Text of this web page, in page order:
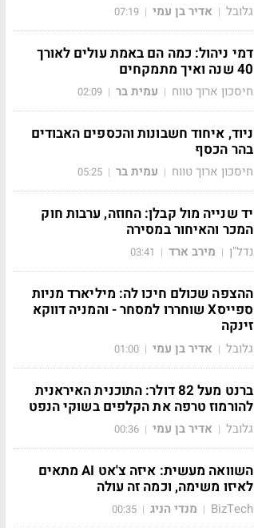
גלובל | אדיר בן עמי |
07:19
דמי ניהול: כמה הם באמת עולים לאורך
40 שנה ואיך מתמקחים
חיסכון ארוך טווח | עמית בר |
02:09
ניוד, איחוד חשבונות והכספים האבודים
בהר הכסף
חיסכון ארוך טווח | עמית בר |
05:25
יד שנייה מול קבלן: החוזה, ערבות חוק
המכר והאיחור במסירה
נדל"ן | מירב ארד |
03:41
ההצפה שכולם חיכו לה: מיליארד מניות
ספייסX שוחררו למסחר - והמניה דווקא
זינקה
גלובל | אדיר בן עמי |
01:00
ברנט מעל 82 דולר: התוכנית האיראנית
להורמוז טרפה את הקלפים בשוקי הנפט
גלובל | אדיר בן עמי |
00:36
השוואה מעשית: איזה צ'אט AI מתאים
לאיזו משימה, וכמה זה עולה
BizTech
| מנדי הניג |
00:35